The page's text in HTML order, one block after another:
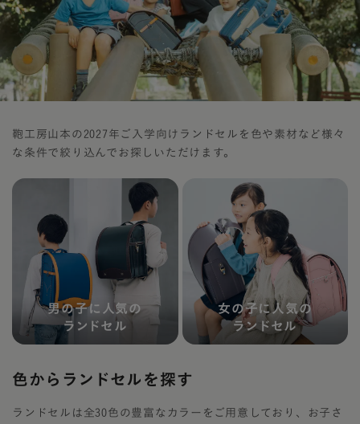
鞄工房山本の2027年ご入学向けランドセルを色や素材など様々
な条件で絞り込んでお探しいただけます。
男の子に人気の
ランドセル
女の子に人気の
ランドセル
色からランドセルを探す
ランドセルは全30色の豊富なカラーをご用意しており、お子さ